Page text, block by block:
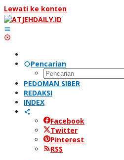
Lewati ke konten
Pencarian
PEDOMAN SIBER
REDAKSI
INDEX
Facebook
Twitter
Pinterest
RSS